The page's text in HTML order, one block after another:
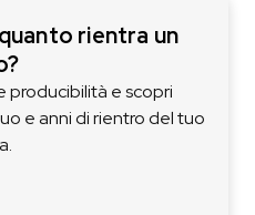
rientra un
producibilità e scopri
e anni di rientro del tuo